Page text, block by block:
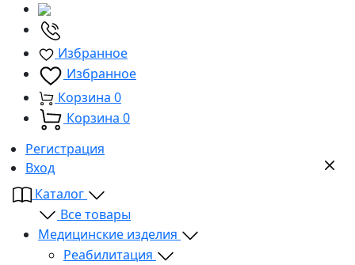
Избранное
Избранное
Корзина 0
Корзина 0
Регистрация
Вход
Каталог
Все товары
Медицинские изделия
Реабилитация